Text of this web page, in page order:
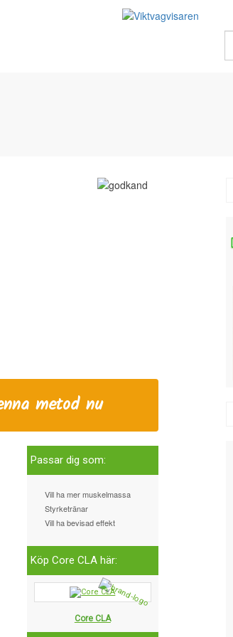
metod nu
Passar dig som:
Vill ha mer muskelmassa
Styrketränar
Vill ha bevisad effekt
Köp Core CLA här:
Core CLA
Hur fungerar